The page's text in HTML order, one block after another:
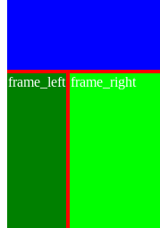
frame_left frame_right